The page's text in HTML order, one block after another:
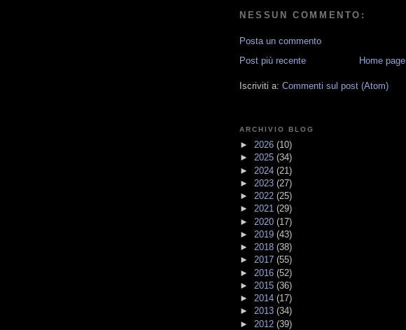
NESSUN COMMENTO:
Posta un commento
Post più recente
Home page
Iscriviti a: Commenti sul post (Atom)
ARCHIVIO BLOG
► 2026 (10)
► 2025 (34)
► 2024 (21)
► 2023 (27)
► 2022 (25)
► 2021 (29)
► 2020 (17)
► 2019 (43)
► 2018 (38)
► 2017 (55)
► 2016 (52)
► 2015 (36)
► 2014 (17)
► 2013 (34)
► 2012 (39)